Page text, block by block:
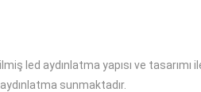
led aydınlatma yapısı ve tasarımı
sunmaktadır.